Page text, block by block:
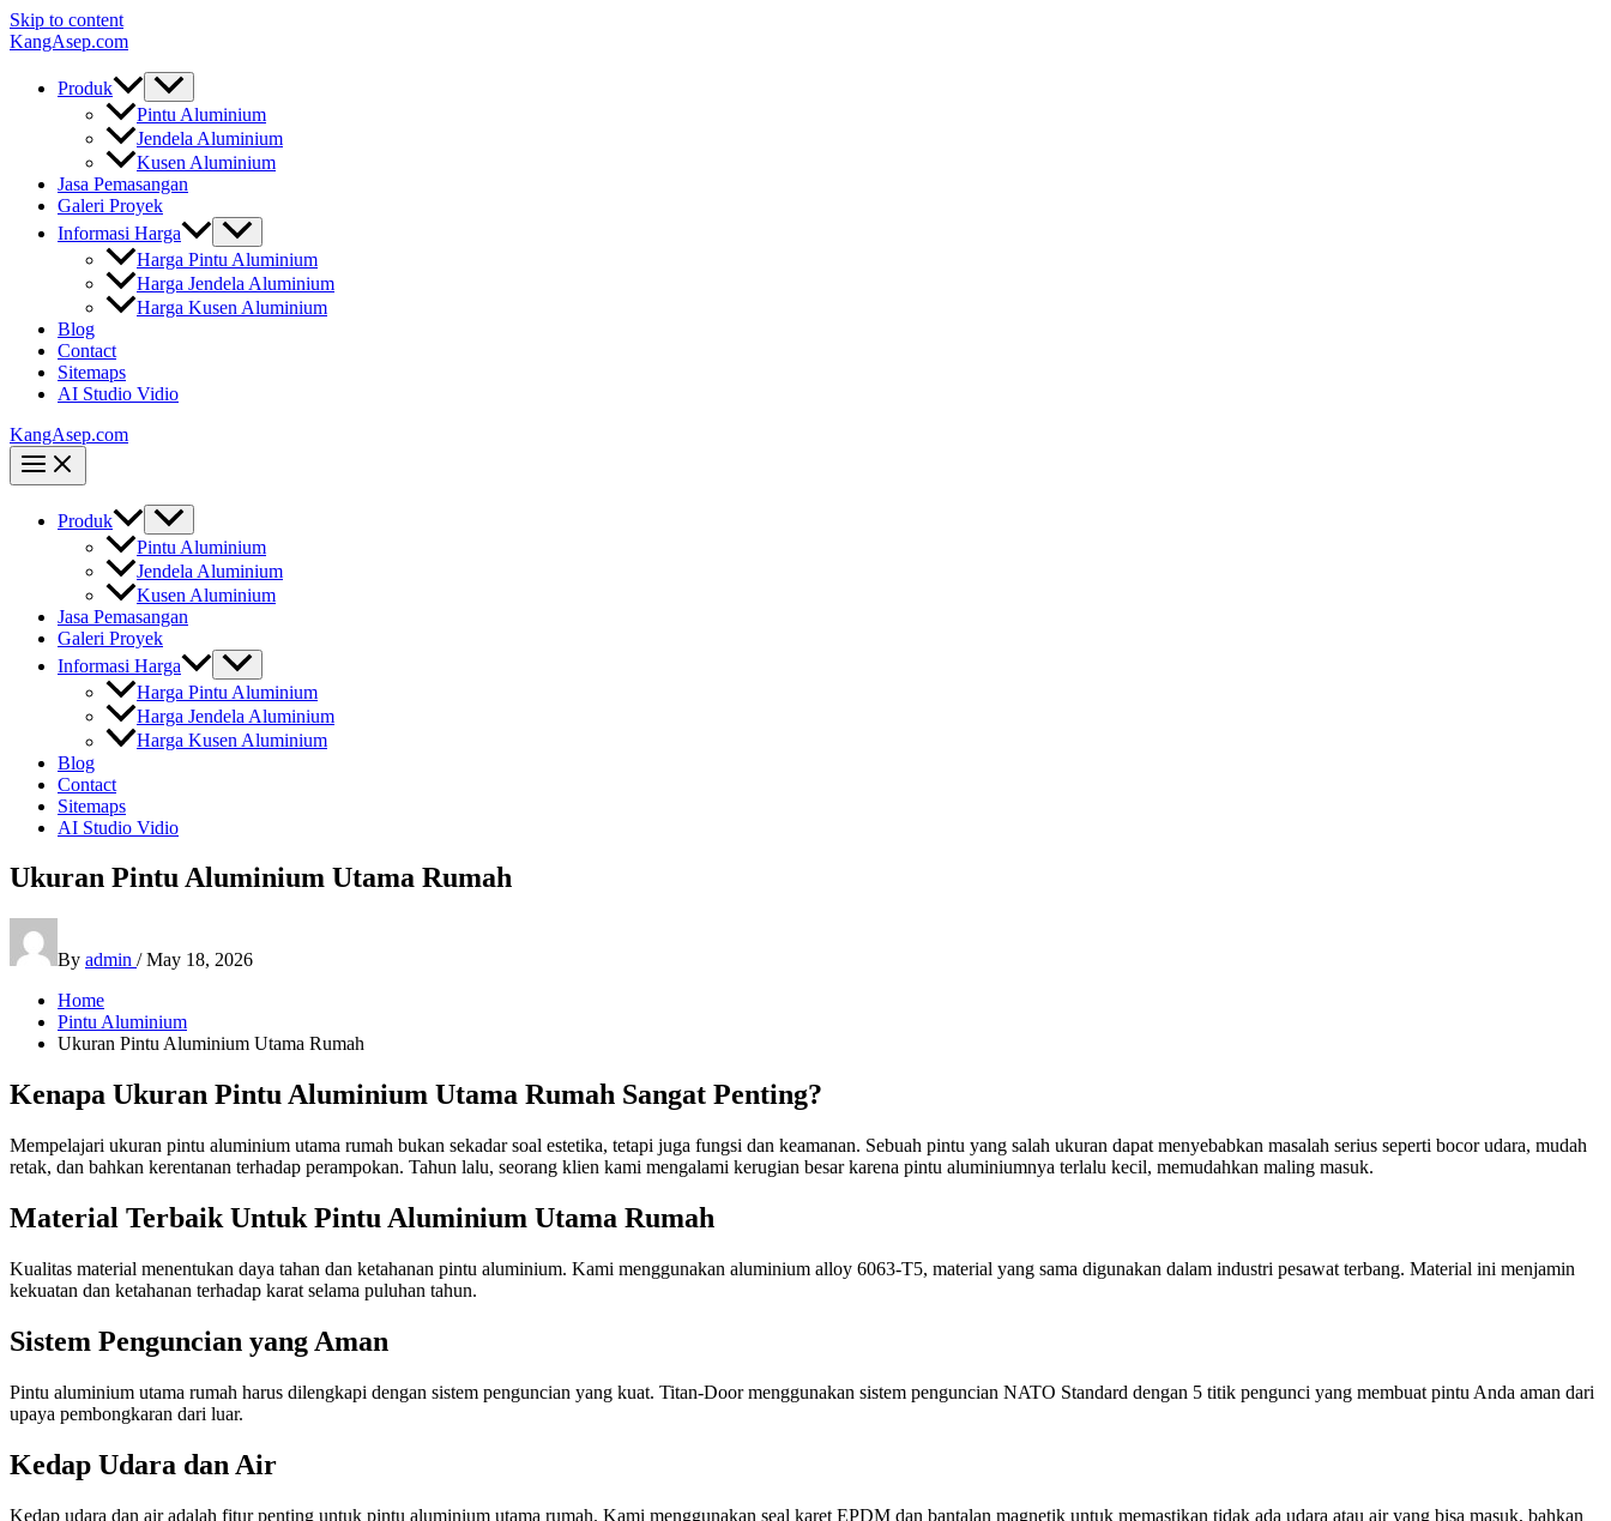
Skip to content
KangAsep.com
Produk
Pintu Aluminium
Jendela Aluminium
Kusen Aluminium
Jasa Pemasangan
Galeri Proyek
Informasi Harga
Harga Pintu Aluminium
Harga Jendela Aluminium
Harga Kusen Aluminium
Blog
Contact
Sitemaps
AI Studio Vidio
KangAsep.com
Produk
Pintu Aluminium
Jendela Aluminium
Kusen Aluminium
Jasa Pemasangan
Galeri Proyek
Informasi Harga
Harga Pintu Aluminium
Harga Jendela Aluminium
Harga Kusen Aluminium
Blog
Contact
Sitemaps
AI Studio Vidio
Ukuran Pintu Aluminium Utama Rumah
By admin /May 18, 2026
Home
Pintu Aluminium
Ukuran Pintu Aluminium Utama Rumah
Kenapa Ukuran Pintu Aluminium Utama Rumah Sangat Penting?
Mempelajari ukuran pintu aluminium utama rumah bukan sekadar soal estetika, tetapi juga fungsi dan keamanan. Sebuah pintu yang salah ukuran dapat menyebabkan masalah serius seperti bocor udara, mudah
retak, dan bahkan kerentanan terhadap perampokan. Tahun lalu, seorang klien kami mengalami kerugian besar karena pintu aluminiumnya terlalu kecil, memudahkan maling masuk.
Material Terbaik Untuk Pintu Aluminium Utama Rumah
Kualitas material menentukan daya tahan dan ketahanan pintu aluminium. Kami menggunakan aluminium alloy 6063-T5, material yang sama digunakan dalam industri pesawat terbang. Material ini menjamin
kekuatan dan ketahanan terhadap karat selama puluhan tahun.
Sistem Penguncian yang Aman
Pintu aluminium utama rumah harus dilengkapi dengan sistem penguncian yang kuat. Titan-Door menggunakan sistem penguncian NATO Standard dengan 5 titik pengunci yang membuat pintu Anda aman dari
upaya pembongkaran dari luar.
Kedap Udara dan Air
Kedap udara dan air adalah fitur penting untuk pintu aluminium utama rumah. Kami menggunakan seal karet EPDM dan bantalan magnetik untuk memastikan tidak ada udara atau air yang bisa masuk, bahkan